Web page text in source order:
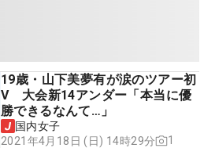
19歳・山下美夢有が涙のツアー初
V 大会新14アンダー「本当に優
勝できるなんて…」
国内女子
2021年4月18日 (日) 14時29分
1